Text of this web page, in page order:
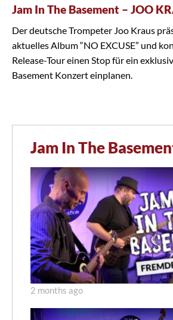
Jam In The Basement – JOO
Der deutsche Trompeter Joo Kraus
aktuelles Album “NO EXCUSE” und
Release-Tour einen Stop für ein
Basement Konzert einplanen.
Jam In The
2 months ago